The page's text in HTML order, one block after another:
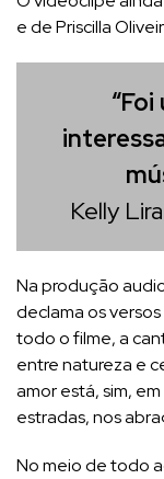
e de Priscilla
Kelly
Na produção
declama os
todo o filme, a
entre natureza e
amor está, sim,
estradas, nos
No meio de todo